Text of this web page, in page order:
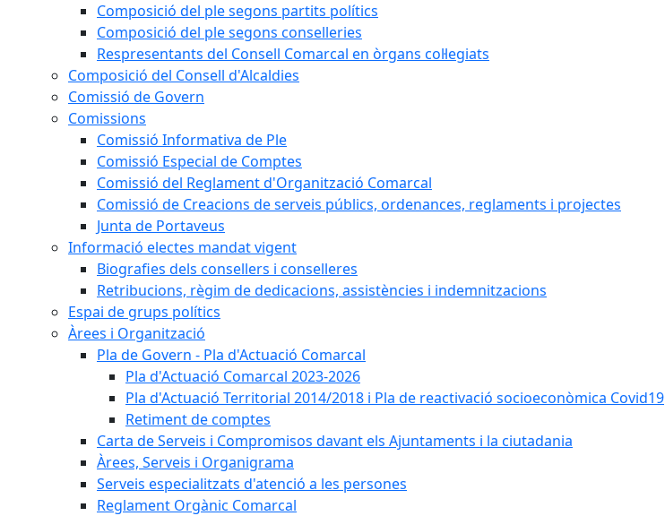
Composició del ple segons partits polítics
Composició del ple segons conselleries
Respresentants del Consell Comarcal en òrgans col·legiats
Composició del Consell d'Alcaldies
Comissió de Govern
Comissions
Comissió Informativa de Ple
Comissió Especial de Comptes
Comissió del Reglament d'Organització Comarcal
Comissió de Creacions de serveis públics, ordenances, reglaments i projectes
Junta de Portaveus
Informació electes mandat vigent
Biografies dels consellers i conselleres
Retribucions, règim de dedicacions, assistències i indemnitzacions
Espai de grups polítics
Àrees i Organització
Pla de Govern - Pla d'Actuació Comarcal
Pla d'Actuació Comarcal 2023-2026
Pla d'Actuació Territorial 2014/2018 i Pla de reactivació socioeconòmica Covid19
Retiment de comptes
Carta de Serveis i Compromisos davant els Ajuntaments i la ciutadania
Àrees, Serveis i Organigrama
Serveis especialitzats d'atenció a les persones
Reglament Orgànic Comarcal